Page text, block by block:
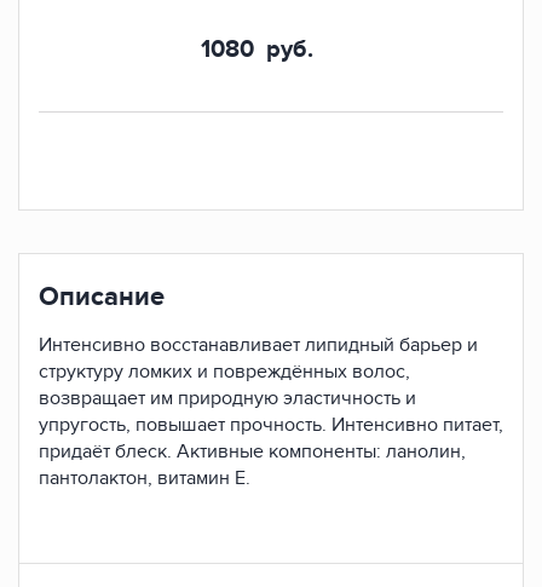
1080руб.
Описание
Интенсивно восстанавливает липидный барьер и
структуру ломких и повреждённых волос,
возвращает им природную эластичность и
упругость, повышает прочность. Интенсивно питает,
придаёт блеск. Активные компоненты: ланолин,
пантолактон, витамин Е.